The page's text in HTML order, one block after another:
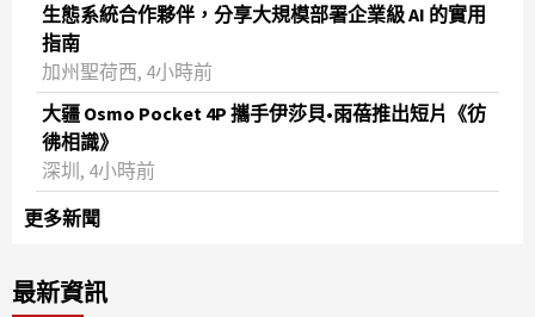
生態系統合作夥伴，分享大規模部署企業級 AI 的實用
指南
加州聖荷西, 4小時前
大疆 Osmo Pocket 4P 攜手伊莎貝•雨蓓推出短片《彷
彿相識》
深圳, 4小時前
更多新聞
最新資訊